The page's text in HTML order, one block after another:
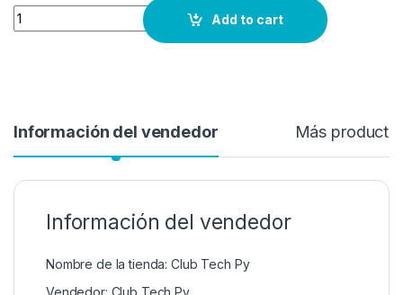
Quantity
Add to cart
Información del vendedor Más
Información del vendedor
Nombre de la tienda: Club Tech Py
Vendedor: Club Tech Py